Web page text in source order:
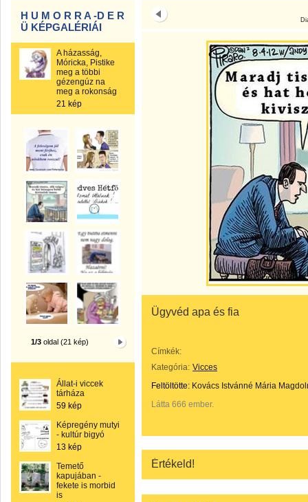
H U M O R R A -D E R
Ü KÉPGALÉRIÁI
A házasság,
Móricka, Pistike
meg a többi
gézengúz na
meg a rokonság
21 kép
1/3 oldal (21 kép)
Állat-i viccek
tárháza
59 kép
Képregény mutyi
- kultúr bigyó
13 kép
Temető
kapujában -
fekete is morbid
is
Ügyvéd apa és fia
Címkék:
Kategória: Vicces
Feltöltötte: Kovács Istvánné Mária
Látta 666 ember.
Értékeld!